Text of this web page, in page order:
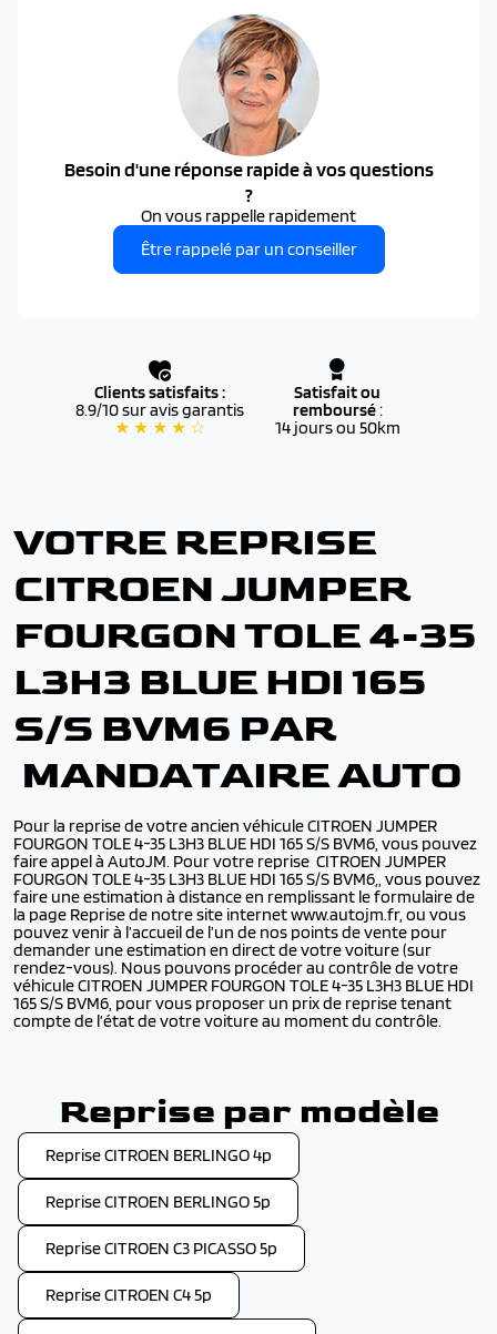
Besoin d'une réponse rapide à vos questions
?
On vous rappelle rapidement
Être rappelé par un conseiller
Clients satisfaits :
8.9/10 sur avis garantis
★ ★ ★ ★ ☆
Satisfait ou
remboursé:
14 jours ou 50km
VOTRE REPRISE
CITROEN JUMPER
FOURGON TOLE 4-35
L3H3 BLUE HDI 165
S/S BVM6 PAR
MANDATAIRE AUTO
Pour la reprise de votre ancien véhicule CITROEN JUMPER
FOURGON TOLE 4-35 L3H3 BLUE HDI 165 S/S BVM6, vous pouvez
faire appel à AutoJM. Pour votre reprise CITROEN JUMPER
FOURGON TOLE 4-35 L3H3 BLUE HDI 165 S/S BVM6,, vous pouvez
faire une estimation à distance en remplissant le formulaire de
la page Reprise de notre site internet www.autojm.fr, ou vous
pouvez venir à l’accueil de l’un de nos points de vente pour
demander une estimation en direct de votre voiture (sur
rendez-vous). Nous pouvons procéder au contrôle de votre
véhicule CITROEN JUMPER FOURGON TOLE 4-35 L3H3 BLUE HDI
165 S/S BVM6, pour vous proposer un prix de reprise tenant
compte de l’état de votre voiture au moment du contrôle.
Reprise par modèle
Reprise CITROEN BERLINGO 4p
Reprise CITROEN BERLINGO 5p
Reprise CITROEN C3 PICASSO 5p
Reprise CITROEN C4 5p